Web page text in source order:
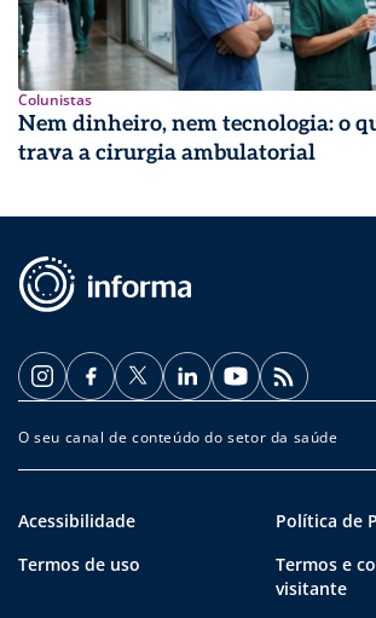
Colunistas
Nem dinheiro, nem tecnologia: o
trava a cirurgia ambulatorial
O seu canal de conteúdo do setor da saúde
Acessibilidade
Política de
Termos de uso
Termos e
visitante